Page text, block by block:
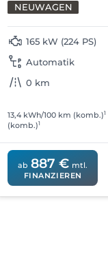
NEUWAGEN
165 kW (224 PS)
Automatik
0 km
13,4 kWh/100 km (komb.)1
(komb.)1
ab 887 € mtl.
FINANZIEREN